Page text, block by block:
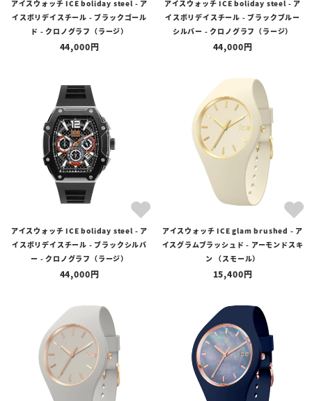
アイスウォッチ ICE boliday steel - ア
イスボリデイスチール - ブラックゴール
ド - クロノグラフ（ラージ）
44,000
アイスウォッチ ICE boliday steel - ア
イスボリデイスチール - ブラックブルー
シルバー - クロノグラフ（ラージ）
44,000
アイスウォッチ ICE boliday steel - ア
イスボリデイスチール - ブラックシルバ
ー - クロノグラフ（ラージ）
44,000
アイスウォッチ ICE glam brushed - ア
イスグラムブラッシュド - アーモンドスキ
ン （スモール）
15,400